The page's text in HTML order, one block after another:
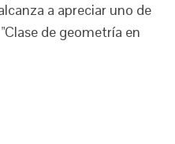
a apreciar uno de
de geometría en